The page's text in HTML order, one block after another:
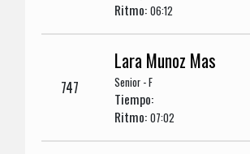
Ritmo:06:12
747
Lara Munoz Mas
Senior - F
Tiempo:
Ritmo:07:02